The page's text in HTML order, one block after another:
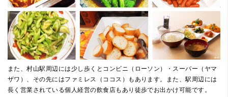
また、村山駅周辺には少し歩くとコンビニ（ローソン）・スーパー（ヤマ
ザワ）、その先にはファミレス（ココス）もあります。また、駅周辺には
長く営業されている個人経営の飲食店もあり徒歩でお出かけ可能です。